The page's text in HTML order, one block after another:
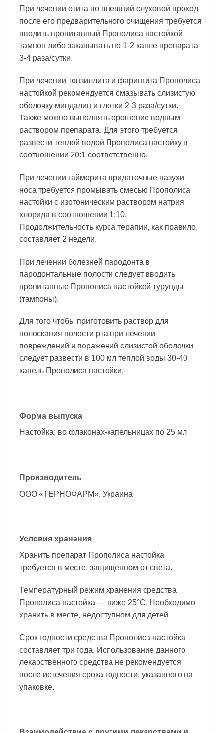
При лечении отита во внешний слуховой проход
после его предварительного очищения требуется
вводить пропитанный Прополиса настойкой
тампон либо закапывать по 1-2 капле препарата
3-4 раза/сутки.
При лечении тонзиллита и фарингита Прополиса
настойкой рекомендуется смазывать слизистую
оболочку миндалин и глотки 2-3 раза/сутки.
Также можно выполнять орошение водным
раствором препарата. Для этого требуется
развести теплой водой Прополиса настойку в
соотношении 20:1 соответственно.
При лечении гайморита придаточные пазухи
носа требуется промывать смесью Прополиса
настойки с изотоническим раствором натрия
хлорида в соотношении 1:10.
Продолжительность курса терапии, как правило,
составляет 2 недели.
При лечении болезней пародонта в
пародонтальные полости следует вводить
пропитанные Прополиса настойкой турунды
(тампоны).
Для того чтобы приготовить раствор для
полоскания полости рта при лечении
повреждений и поражений слизистой оболочки
следует развести в 100 мл теплой воды 30-40
капель Прополиса настойки.
Форма выпуска
Настойка; во флаконах-капельницах по 25 мл
Производитель
ООО «ТЕРНОФАРМ», Украина
Условия хранения
Хранить препарат Прополиса настойка
требуется в месте, защищенном от света.
Температурный режим хранения средства
Прополиса настойка — ниже 25°С. Необходимо
хранить в месте, недоступном для детей.
Срок годности средства Прополиса настойка
составляет три года. Использование данного
лекарственного средства не рекомендуется
после истечения срока годности, указанного на
упаковке.